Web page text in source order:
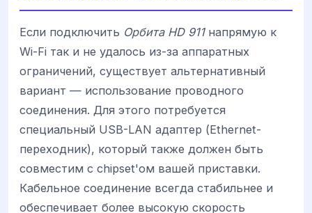
Если подключить Орбита HD 911напрямую к
Wi-Fi так и не удалось из-за аппаратных
ограничений, существует альтернативный
вариант — использование проводного
соединения. Для этого потребуется
специальный USB-LAN адаптер (Ethernet-
переходник), который также должен быть
совместим с chipset'ом вашей приставки.
Кабельное соединение всегда стабильнее и
обеспечивает более высокую скорость